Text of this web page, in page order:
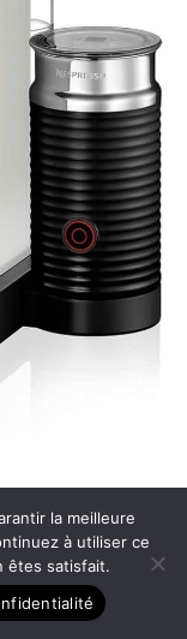
:
la meilleure
à utiliser ce
êtes satisfait.